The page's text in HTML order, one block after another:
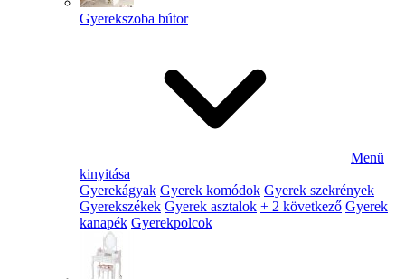
Gyerekszoba bútor
Menü
kinyitása
Gyerekágyak Gyerek komódok Gyerek szekrények
Gyerekszékek Gyerek asztalok + 2 következő Gyerek
kanapék Gyerekpolcok